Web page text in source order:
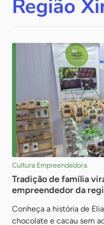
Região
Cultura Empreendedora
Tradição de família
empreendedor da
Conheça a história de
chocolate e cacau sem